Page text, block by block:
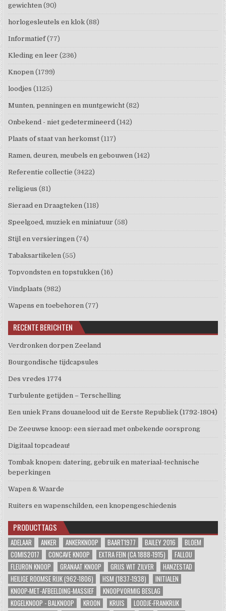
gewichten (90)
horlogesleutels en klok (88)
Informatief (77)
Kleding en leer (236)
Knopen (1799)
loodjes (1125)
Munten, penningen en muntgewicht (82)
Onbekend - niet gedetermineerd (142)
Plaats of staat van herkomst (117)
Ramen, deuren, meubels en gebouwen (142)
Referentie collectie (3422)
religieus (81)
Sieraad en Draagteken (118)
Speelgoed, muziek en miniatuur (58)
Stijl en versieringen (74)
Tabaksartikelen (55)
Topvondsten en topstukken (16)
Vindplaats (982)
Wapens en toebehoren (77)
RECENTE BERICHTEN
Verdronken dorpen Zeeland
Bourgondische tijdcapsules
Des vredes 1774
Turbulente getijden – Terschelling
Een uniek Frans douanelood uit de Eerste Republiek (1792-1804)
De Zeeuwse knoop: een sieraad met onbekende oorsprong
Digitaal topcadeau!
Tombak knopen: datering, gebruik en materiaal-technische
beperkingen
Wapen & Waarde
Ruiters en wapenschilden, een knopengeschiedenis
PRODUCTTAGS
ADELAAR ANKER ANKERKNOOP BAART1977 BAILEY 2016
BLOEM
COMIS2017
CONCAVE KNOOP EXTRA FEIN (CA 1888-1915)
FALLOU
FLEURON KNOOP
GRANAAT KNOOP GRIJS WIT ZILVER
HANZESTAD
HEILIGE ROOMSE RIJK (962-1806)
HSM (1837-1938)
INITIALEN
KNOOP-MET-AFBEELDING-MASSIEF
KNOOPVORMIG BESLAG
KOGELKNOOP - BALKNOOP
KROON KRUIS
LOODJE-FRANKRIJK